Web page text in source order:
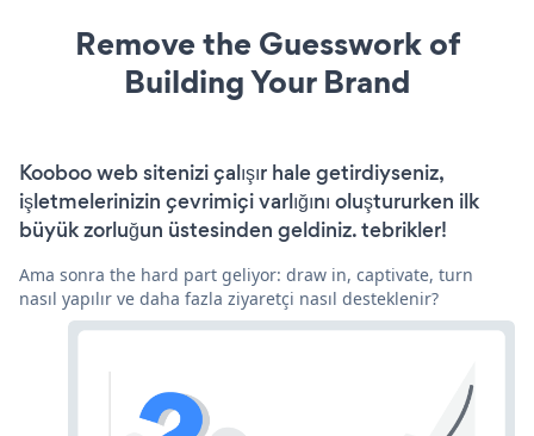
Remove the Guesswork of
Building Your Brand
Kooboo web sitenizi çalışır hale getirdiyseniz,
işletmelerinizin çevrimiçi varlığını oluştururken ilk
büyük zorluğun üstesinden geldiniz. tebrikler!
Ama sonra the hard part geliyor: draw in, captivate, turn
nasıl yapılır ve daha fazla ziyaretçi nasıl desteklenir?